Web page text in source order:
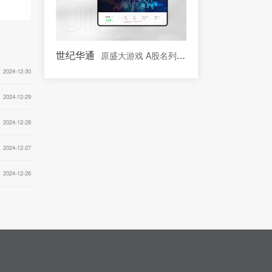
2024-12-30
2024-12-29
2024-12-28
2024-12-27
2024-12-26
世纪华通 原盛大游戏 A股名列前茅的文化传媒板块上市